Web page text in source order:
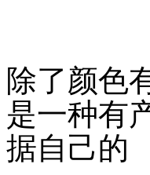
除了颜色
是一种有
据自己的